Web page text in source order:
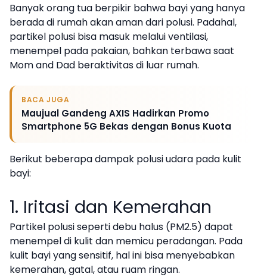
Banyak orang tua berpikir bahwa bayi yang hanya
berada di rumah akan aman dari polusi. Padahal,
partikel polusi bisa masuk melalui ventilasi,
menempel pada pakaian, bahkan terbawa saat
Mom and Dad beraktivitas di luar rumah.
BACA JUGA
Maujual Gandeng AXIS Hadirkan Promo
Smartphone 5G Bekas dengan Bonus Kuota
Berikut beberapa dampak polusi udara pada kulit
bayi:
1. Iritasi dan Kemerahan
Partikel polusi seperti debu halus (PM2.5) dapat
menempel di kulit dan memicu peradangan. Pada
kulit bayi yang sensitif, hal ini bisa menyebabkan
kemerahan, gatal, atau ruam ringan.